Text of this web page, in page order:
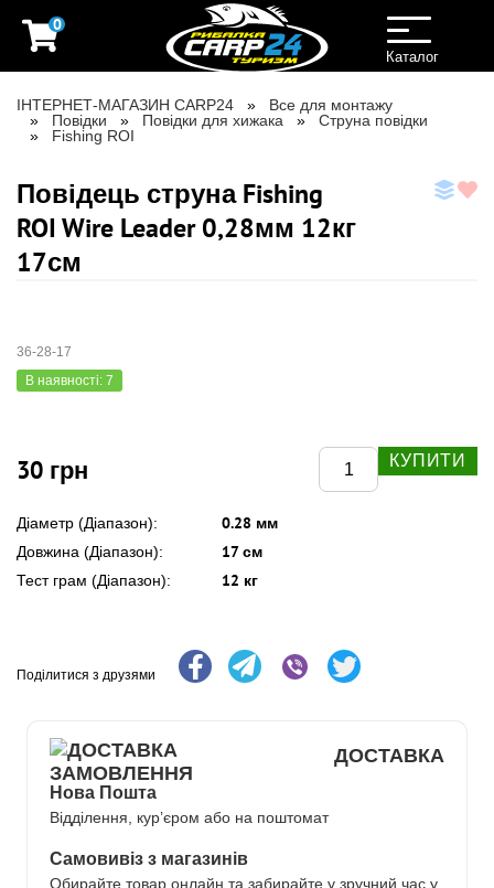
0
Toggle
navigation
Каталог
ІНТЕРНЕТ-МАГАЗИН CARP24
Все для монтажу
Повідки
Повідки для хижака
Струна повідки
Fishing ROI
Повідець струна Fishing
ROI Wire Leader 0,28мм 12кг
17см
36-28-17
В наявності: 7
30 грн КУПИТИ
Діаметр (Діапазон): 0.28 мм
Довжина (Діапазон): 17 см
Тест грам (Діапазон): 12 кг
Поділитися з друзями
ДОСТАВКА
Нова Пошта
Відділення, кур’єром або на поштомат
Самовивіз з магазинів
Обирайте товар онлайн та забирайте у зручний час у